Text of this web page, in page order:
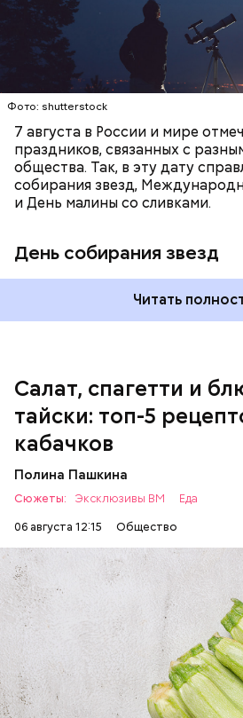
Фото: shutterstock
7 августа в России и мире
праздников, связанных с
общества. Так, в эту дату
собирания звезд,
и День малины со сливками.
День собирания звезд
Читать
Салат, спагетти и
тайски: топ-5
кабачков
Полина Пашкина
Сюжеты: Эксклюзивы ВМ
Еда
06 августа 12:15
Общество
Ингредиенты:
чеснок;
ЕДА ОВОЩИ РЕЦЕПТЫ
Однако диетолог
может быть полезна. В первую
есть с осторожностью людям:
с сахарным диабетом;
лишним весом.